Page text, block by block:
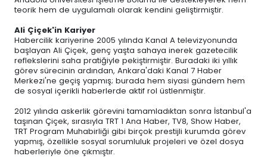
teorik hem de uygulamalı olarak kendini geliştirmiştir.
Ali Çiçek'in Kariyer
Habercilik kariyerine 2005 yılında Kanal A televizyonunda
başlayan Ali Çiçek, genç yaşta sahaya inerek gazetecilik
reflekslerini saha pratiğiyle pekiştirmiştir. Buradaki iki yıllık
görev sürecinin ardından, Ankara'daki Kanal 7 Haber
Merkezi'ne geçiş yapmış; burada hem siyasi gündem hem
de sosyal içerikli haberlerde aktif rol üstlenmiştir.
2012 yılında askerlik görevini tamamladıktan sonra İstanbul'a
taşınan Çiçek, sırasıyla TRT 1 Ana Haber, TV8, Show Haber,
TRT Program Muhabirliği gibi birçok prestijli kurumda görev
yapmış, özellikle sosyal sorumluluk projeleri ve özel dosya
haberleriyle öne çıkmıştır.